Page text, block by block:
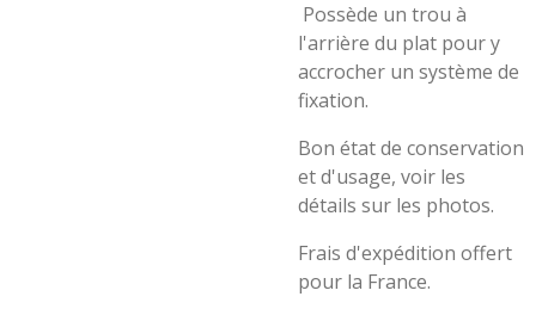
Possède un trou à
l'arrière du plat pour y
accrocher un système de
fixation.
Bon état de conservation
et d'usage, voir les
détails sur les photos.
Frais d'expédition offert
pour la France.